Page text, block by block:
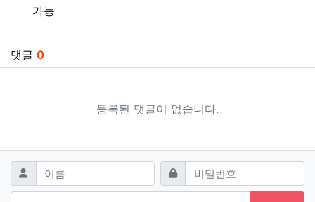
가능
댓글 0
등록된 댓글이 없습니다.
댓글쓰기
이름 필수 비밀번호필수